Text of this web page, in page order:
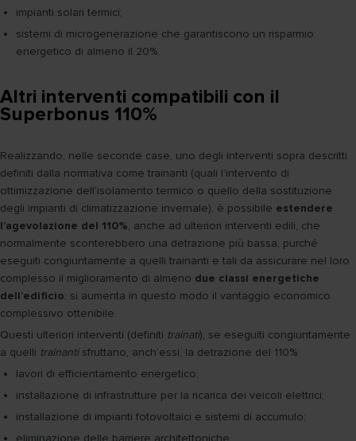
impianti solari termici;
sistemi di microgenerazione che garantiscono un risparmio
energetico di almeno il 20%.
Altri interventi compatibili con il
Superbonus 110%
Realizzando, nelle seconde case, uno degli interventi sopra descritti
definiti dalla normativa come trainanti (quali l’intervento di
ottimizzazione dell’isolamento termico o quello della sostituzione
degli impianti di climatizzazione invernale), è possibile estendere
l’agevolazione del 110%, anche ad ulteriori interventi edili, che
normalmente sconterebbero una detrazione più bassa, purché
eseguiti congiuntamente a quelli trainanti e tali da assicurare nel loro
complesso il miglioramento di almeno due classi energetiche
dell’edificio: si aumenta in questo modo il vantaggio economico
complessivo ottenibile.
Questi ulteriori interventi (definiti trainati), se eseguiti congiuntamente
a quelli trainantisfruttano, anch’essi, la detrazione del 110%:
lavori di efficientamento energetico;
installazione di infrastrutture per la ricarica dei veicoli elettrici;
installazione di impianti fotovoltaici e sistemi di accumulo;
eliminazione delle barriere architettoniche.